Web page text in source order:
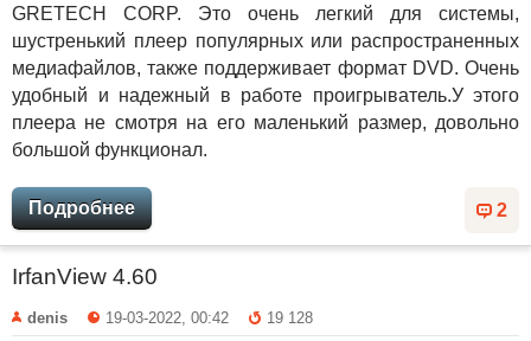
GRETECH CORP. Это очень легкий для системы,
шустренький плеер популярных или распространенных
медиафайлов, также поддерживает формат DVD. Очень
удобный и надежный в работе проигрыватель.У этого
плеера не смотря на его маленький размер, довольно
большой функционал.
2
Подробнее
IrfanView 4.60
denis 19-03-2022, 00:42
19 128